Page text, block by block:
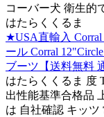
コーバー犬 衛生的
はたらくくるま
★USA直輸入 Corral
ール Corral
ブーツ【送料無料
はたらくくるま 度
出性能基準合格品
は 自社確認 キッツ